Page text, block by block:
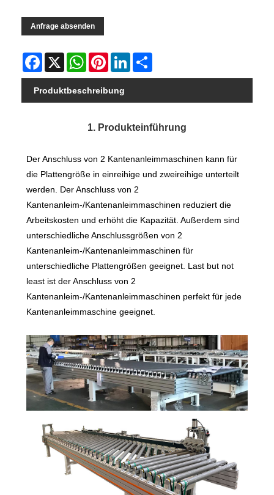
Anfrage absenden
Facebook
X WhatsAppPinterestLinkedIn
Produktbeschreibung
1. Produkteinführung
Der Anschluss von 2 Kantenanleimmaschinen kann für
die Plattengröße in einreihige und zweireihige unterteilt
werden. Der Anschluss von 2
Kantenanleim-/Kantenanleimmaschinen reduziert die
Arbeitskosten und erhöht die Kapazität. Außerdem sind
unterschiedliche Anschlussgrößen von 2
Kantenanleim-/Kantenanleimmaschinen für
unterschiedliche Plattengrößen geeignet. Last but not
least ist der Anschluss von 2
Kantenanleim-/Kantenanleimmaschinen perfekt für jede
Kantenanleimmaschine geeignet.